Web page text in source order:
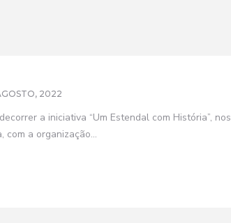
2022
a iniciativa “Um Estendal com História”, nos
com a organização...